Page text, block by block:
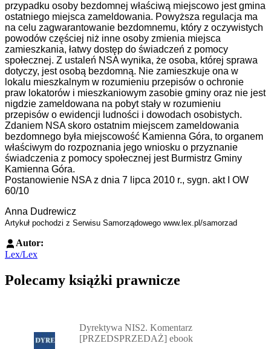
przypadku osoby bezdomnej właściwą miejscowo jest gmina
ostatniego miejsca zameldowania. Powyższa regulacja ma
na celu zagwarantowanie bezdomnemu, który z oczywistych
powodów częściej niż inne osoby zmienia miejsca
zamieszkania, łatwy dostęp do świadczeń z pomocy
społecznej. Z ustaleń NSA wynika, że osoba, której sprawa
dotyczy, jest osobą bezdomną. Nie zamieszkuje ona w
lokalu mieszkalnym w rozumieniu przepisów o ochronie
praw lokatorów i mieszkaniowym zasobie gminy oraz nie jest
nigdzie zameldowana na pobyt stały w rozumieniu
przepisów o ewidencji ludności i dowodach osobistych.
Zdaniem NSA skoro ostatnim miejscem zameldowania
bezdomnego była miejscowość Kamienna Góra, to organem
właściwym do rozpoznania jego wniosku o przyznanie
świadczenia z pomocy społecznej jest Burmistrz Gminy
Kamienna Góra.
Postanowienie NSA z dnia 7 lipca 2010 r., sygn. akt I OW
60/10
Anna Dudrewicz
Artykuł pochodzi z Serwisu Samorządowego www.lex.pl/samorzad
Autor:
Lex/Lex
Polecamy książki prawnicze
Dyrektywa NIS2. Komentarz
[PRZEDSPRZEDAŻ] ebook